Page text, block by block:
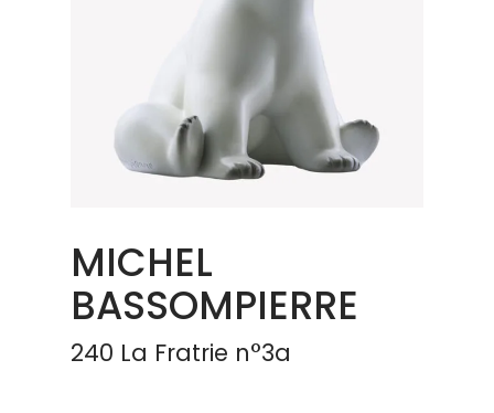
MICHEL
BASSOMPIERRE
240 La Fratrie n°3a